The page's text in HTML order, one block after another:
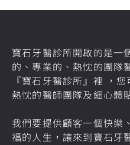
寶石牙醫診所開啟的是一
的、專業的、熱忱的團隊
『寶石牙醫診所』裡 ，
熱忱的醫師團隊及細心體
我們要提供顧客一個快樂
福的人生，讓來到寶石牙